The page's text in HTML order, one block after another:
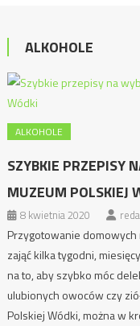
ALKOHOLE
ALKOHOLE
SZYBKIE PRZEPISY
MUZEUM POLSKIEJ
8 kwietnia 2020
Przygotowanie domowych
zająć kilka tygodni,
na to, aby szybko móc
ulubionych owoców czy
Polskiej Wódki, można w